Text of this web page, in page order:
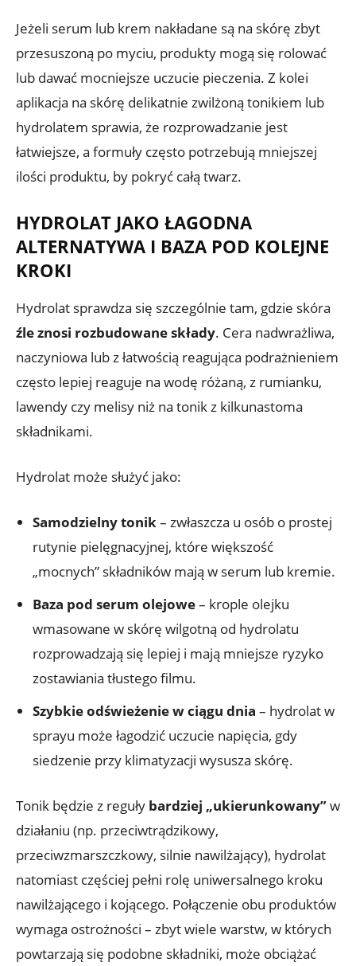
Jeżeli serum lub krem nakładane są na skórę zbyt
przesuszoną po myciu, produkty mogą się rolować
lub dawać mocniejsze uczucie pieczenia. Z kolei
aplikacja na skórę delikatnie zwilżoną tonikiem lub
hydrolatem sprawia, że rozprowadzanie jest
łatwiejsze, a formuły często potrzebują mniejszej
ilości produktu, by pokryć całą twarz.
HYDROLAT JAKO ŁAGODNA
ALTERNATYWA I BAZA POD KOLEJNE
KROKI
Hydrolat sprawdza się szczególnie tam, gdzie skóra
źle znosi rozbudowane składy. Cera nadwrażliwa,
naczyniowa lub z łatwością reagująca podrażnieniem
często lepiej reaguje na wodę różaną, z rumianku,
lawendy czy melisy niż na tonik z kilkunastoma
składnikami.
Hydrolat może służyć jako:
Samodzielny tonik– zwłaszcza u osób o prostej
rutynie pielęgnacyjnej, które większość
„mocnych” składników mają w serum lub kremie.
Baza pod serum olejowe– krople olejku
wmasowane w skórę wilgotną od hydrolatu
rozprowadzają się lepiej i mają mniejsze ryzyko
zostawiania tłustego filmu.
Szybkie odświeżenie w ciągu dnia – hydrolat w
sprayu może łagodzić uczucie napięcia, gdy
siedzenie przy klimatyzacji wysusza skórę.
Tonik będzie z reguły bardziej „ukierunkowany”w
działaniu (np. przeciwtrądzikowy,
przeciwzmarszczkowy, silnie nawilżający), hydrolat
natomiast częściej pełni rolę uniwersalnego kroku
nawilżającego i kojącego. Połączenie obu produktów
wymaga ostrożności – zbyt wiele warstw, w których
powtarzają się podobne składniki, może obciążać